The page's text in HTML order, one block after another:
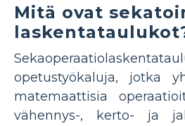
Mitä ovat
opetustyökaluja, jotka
matemaattisia
vähennys-, kerto- ja